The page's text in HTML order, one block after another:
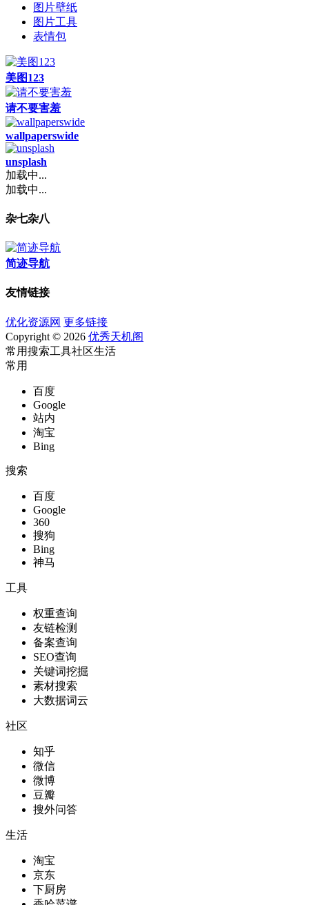
图片壁纸
图片工具
表情包
美图123
请不要害羞
wallpaperswide
unsplash
加载中...
加载中...
杂七杂八
简迹导航
友情链接
优化资源网 更多链接
Copyright © 2026 优秀天机阁
常用搜索工具社区生活
常用
百度
Google
站内
淘宝
Bing
搜索
百度
Google
360
搜狗
Bing
神马
工具
权重查询
友链检测
备案查询
SEO查询
关键词挖掘
素材搜索
大数据词云
社区
知乎
微信
微博
豆瓣
搜外问答
生活
淘宝
京东
下厨房